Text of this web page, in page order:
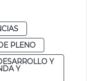
PLENO
Y
Y